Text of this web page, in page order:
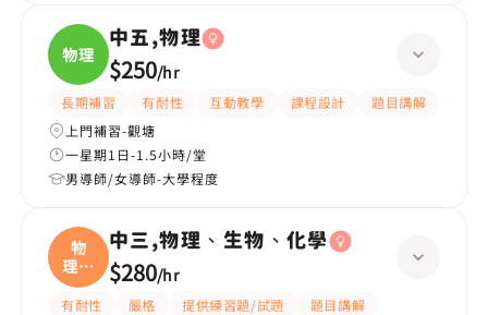
物理
中五,物理
$250/hr
長期補習 有耐性 互動教學 課程設計 題目講解
上門補習-觀塘
一星期1日-1.5小時/堂
男導師/女導師-大學程度
物
理、
生物
中三,物理、生物、化學
$280/hr
有耐性 嚴格 提供練習題/試題
題目講解